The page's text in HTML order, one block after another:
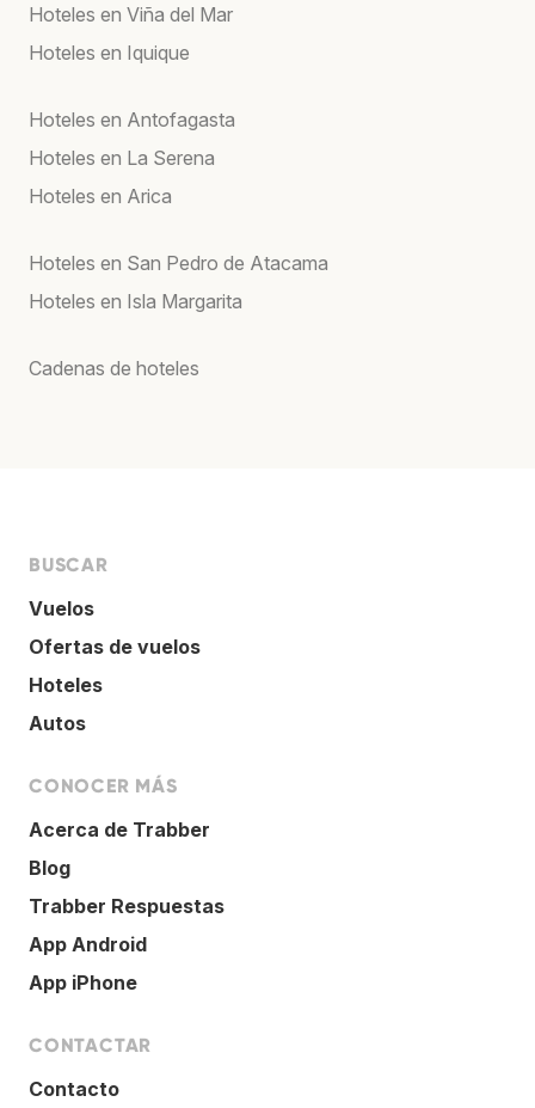
Hoteles en Viña del Mar
Hoteles en Iquique
Hoteles en Antofagasta
Hoteles en La Serena
Hoteles en Arica
Hoteles en San Pedro de Atacama
Hoteles en Isla Margarita
Cadenas de hoteles
BUSCAR
Vuelos
Ofertas de vuelos
Hoteles
Autos
CONOCER MÁS
Acerca de Trabber
Blog
Trabber Respuestas
App Android
App iPhone
CONTACTAR
Contacto